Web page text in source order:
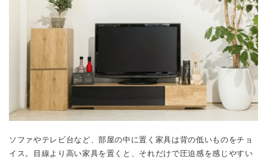
ソファやテレビ台など、部屋の中に置く家具は背の低いものをチョ
イス。目線より高い家具を置くと、それだけで圧迫感を感じやすい